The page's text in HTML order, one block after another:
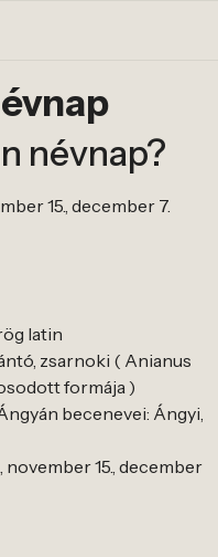
névnap?
15., december 7.
latin
zsarnoki ( Anianus
formája )
becenevei: Ángyi,
november 15., december